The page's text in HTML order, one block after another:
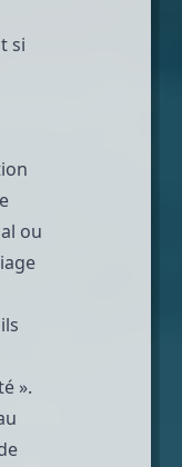
si
ou
».